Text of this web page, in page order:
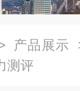
产品展示
测评